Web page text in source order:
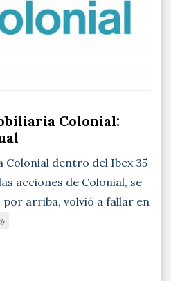
Colonial:
Colonial dentro del Ibex 35
acciones de Colonial, se
arriba, volvió a fallar en